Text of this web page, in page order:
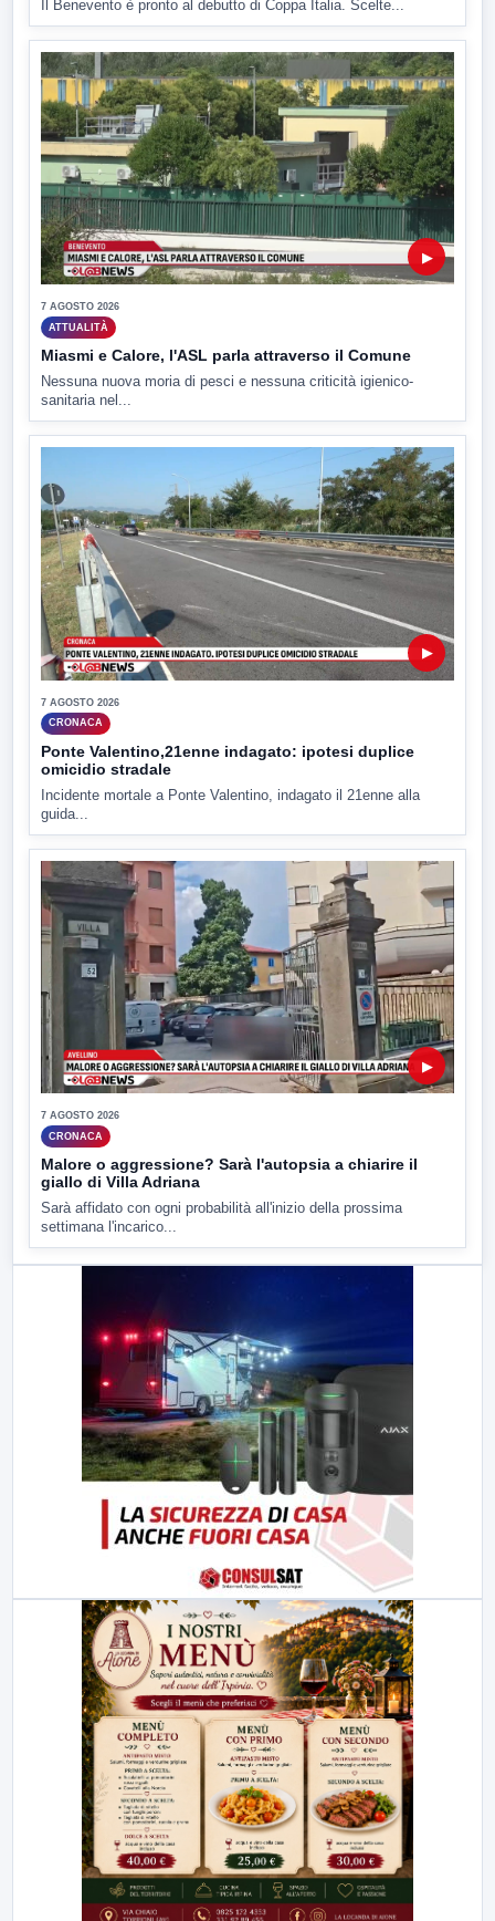
Il Benevento è pronto al debutto di Coppa Italia. Scelte...
▶
7 AGOSTO 2026
ATTUALITÀ
Miasmi e Calore, l'ASL parla attraverso il Comune
Nessuna nuova moria di pesci e nessuna criticità igienico-
sanitaria nel...
▶
7 AGOSTO 2026
CRONACA
Ponte Valentino,21enne indagato: ipotesi duplice
omicidio stradale
Incidente mortale a Ponte Valentino, indagato il 21enne alla
guida...
▶
7 AGOSTO 2026
CRONACA
Malore o aggressione? Sarà l'autopsia a chiarire il
giallo di Villa Adriana
Sarà affidato con ogni probabilità all'inizio della prossima
settimana l'incarico...